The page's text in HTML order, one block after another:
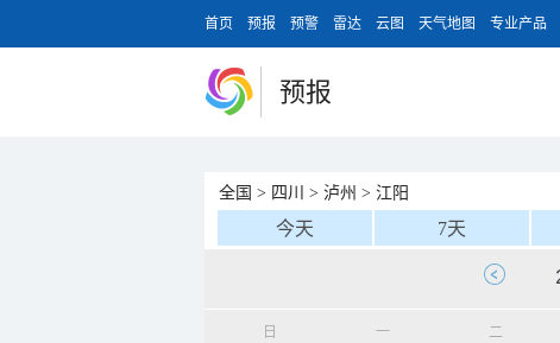
首页 预报 预警 雷达 云图 天气地图 专业产品
预报
全国 > 四川 > 泸州 > 江阳
今天 7天
日 一 二